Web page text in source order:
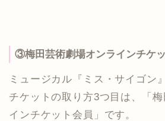
③梅田芸術劇場オンラインチケ
ミュージカル『ミス・サイゴン
チケットの取り方3つ目は、「
インチケット会員」です。